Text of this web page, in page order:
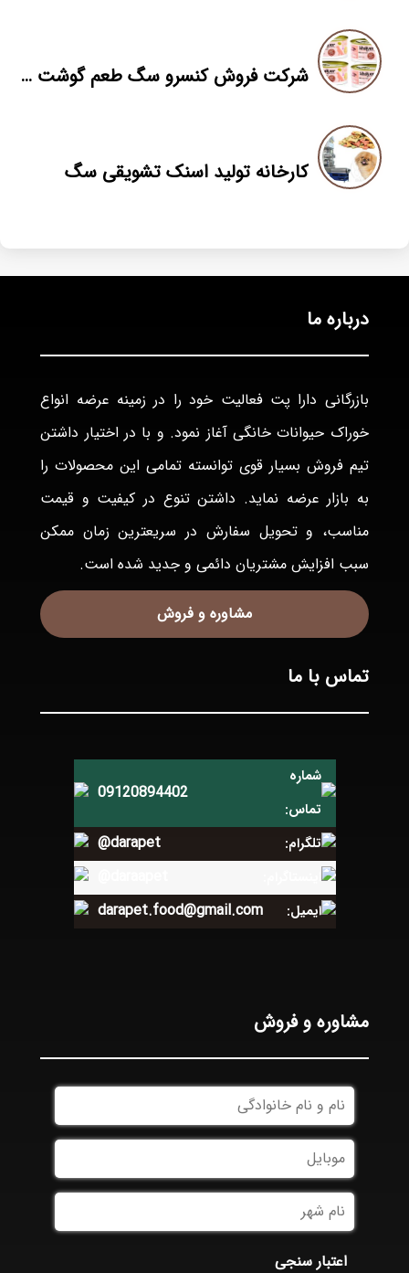
شرکت فروش کنسرو سگ طعم گوشت قرمز
کارخانه تولید اسنک تشویقی سگ
درباره ما
بازرگانی دارا پت فعاليت خود را در زمينه عرضه انواع
خوراک حيوانات خانگی آغاز نمود. و با در اختيار داشتن
تيم فروش بسيار قوی توانسته تمامی اين محصولات را
به بازار عرضه نمايد. داشتن تنوع در كيفيت و قيمت
مناسب، و تحويل سفارش در سريعترين زمان ممكن
سبب افزايش مشتريان دائمی و جديد شده است.
مشاوره و فروش
تماس با ما
شماره
تماس:
09120894402
تلگرام: @darapet
ایمیل: darapet.food@gmail.com
مشاوره و فروش
نام
و
نام
خانوادگی
موبایل
نام
شهر*
اعتبار سنجی